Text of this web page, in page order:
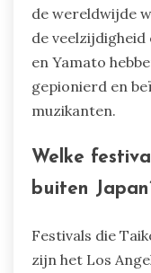
de wereldwijde
de
en Yamato
gepionierd en
muzikanten.
Welke
buiten
Festivals die
zijn het Los